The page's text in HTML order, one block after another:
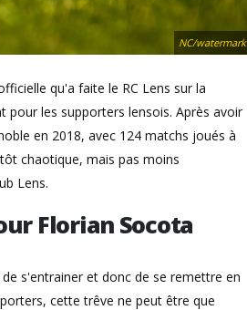
NC/watermark
qu'a faite le RC Lens sur la
les supporters lensois. Après avoir
en 2018, avec 124 matchs joués à
chaotique, mais pas moins
Lens.
Florian Socota
s'entrainer et donc de se remettre en
cette trêve ne peut être que